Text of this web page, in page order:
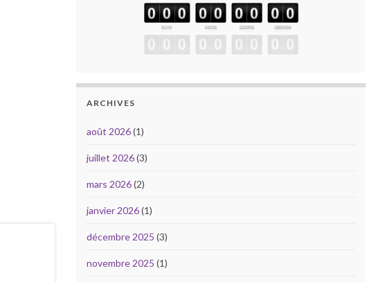
ARCHIVES
août 2026(1)
juillet 2026(3)
mars 2026(2)
janvier 2026(1)
décembre 2025 (3)
novembre 2025 (1)